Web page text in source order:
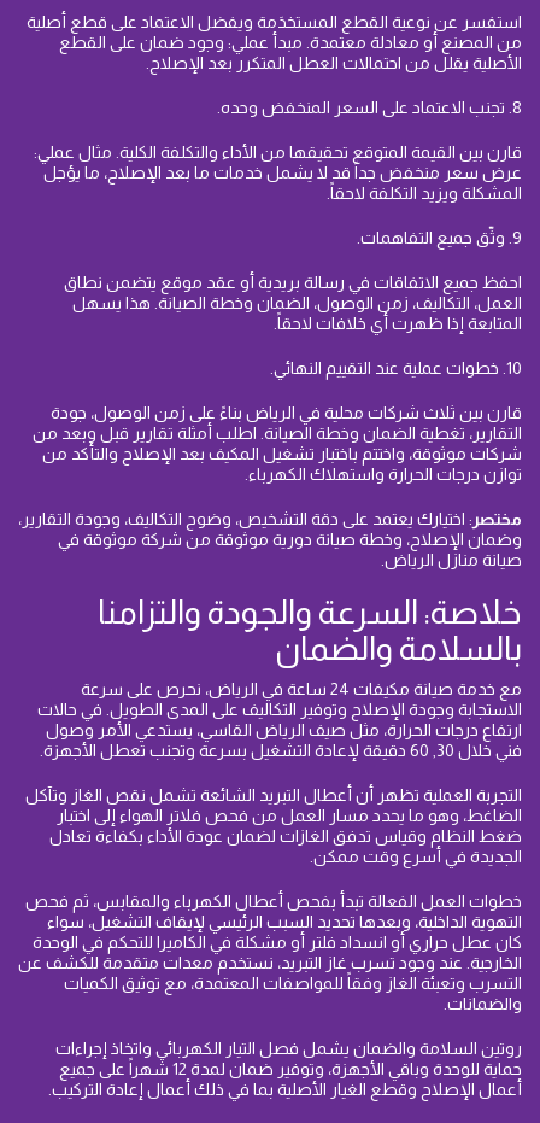
استفسر عن نوعية القطع المستخدَمة ويفضل الاعتماد على قطع أصلية
من المصنع أو معادلة معتمدة. مبدأ عملي: وجود ضمان على القطع
الأصلية يقلل من احتمالات العطل المتكرر بعد الإصلاح.
8. تجنب الاعتماد على السعر المنخفض وحده.
قارن بين القيمة المتوقع تحقيقها من الأداء والتكلفة الكلية. مثال عملي:
عرض سعر منخفض جداً قد لا يشمل خدمات ما بعد الإصلاح، ما يؤجل
المشكلة ويزيد التكلفة لاحقاً.
9. وثّق جميع التفاهمات.
احفظ جميع الاتفاقات في رسالة بريدية أو عقد موقع يتضمن نطاق
العمل، التكاليف، زمن الوصول، الضمان وخطة الصيانة. هذا يسهل
المتابعة إذا ظهرت أي خلافات لاحقاً.
10. خطوات عملية عند التقييم النهائي.
قارن بين ثلاث شركات محلية في الرياض بناءً على زمن الوصول، جودة
التقارير، تغطية الضمان وخطة الصيانة. اطلب أمثلة تقارير قبل وبعد من
شركات موثوقة، واختتم باختبار تشغيل المكيف بعد الإصلاح والتأكد من
توازن درجات الحرارة واستهلاك الكهرباء.
مختصر : اختيارك يعتمد على دقة التشخيص، وضوح التكاليف، وجودة التقارير،
وضمان الإصلاح، وخطة صيانة دورية موثوقة من شركة موثوقة في
صيانة منازل الرياض.
خلاصة: السرعة والجودة والتزامنا
بالسلامة والضمان
مع خدمة صيانة مكيفات 24 ساعة في الرياض، نحرص على سرعة
الاستجابة وجودة الإصلاح وتوفير التكاليف على المدى الطويل. في حالات
ارتفاع درجات الحرارة، مثل صيف الرياض القاسي، يستدعي الأمر وصول
فني خلال 30, 60 دقيقة لإعادة التشغيل بسرعة وتجنب تعطل الأجهزة.
التجربة العملية تظهر أن أعطال التبريد الشائعة تشمل نقص الغاز وتآكل
الضاغط، وهو ما يحدد مسار العمل من فحص فلاتر الهواء إلى اختبار
ضغط النظام وقياس تدفق الغازات لضمان عودة الأداء بكفاءة تعادل
الجديدة في أسرع وقت ممكن.
خطوات العمل الفعالة تبدأ بفحص أعطال الكهرباء والمقابس، ثم فحص
التهوية الداخلية، وبعدها تحديد السبب الرئيسي لإيقاف التشغيل، سواء
كان عطل حراري أو انسداد فلتر أو مشكلة في الكاميرا للتحكم في الوحدة
الخارجية. عند وجود تسرب غاز التبريد، نستخدم معدات متقدمة للكشف عن
التسرب وتعبئة الغاز وفقاً للمواصفات المعتمدة، مع توثيق الكميات
والضمانات.
روتين السلامة والضمان يشمل فصل التيار الكهربائي واتخاذ إجراءات
حماية للوحدة وباقي الأجهزة، وتوفير ضمان لمدة 12 شهراً على جميع
أعمال الإصلاح وقطع الغيار الأصلية بما في ذلك أعمال إعادة التركيب.